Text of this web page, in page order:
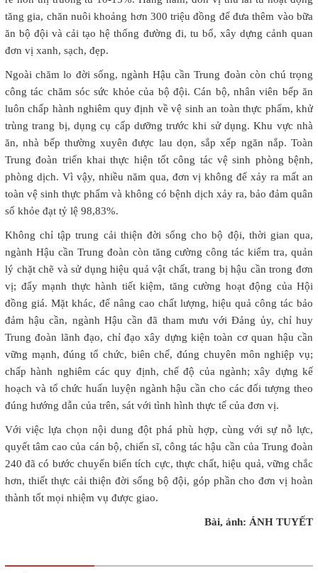
tăng gia, chăn nuôi khoảng hơn 300 triệu đồng để đưa thêm vào bữa
ăn bộ đội và cải tạo hệ thống đường đi, tu bổ, xây dựng cảnh quan
đơn vị xanh, sạch, đẹp.
Ngoài chăm lo đời sống, ngành Hậu cần Trung đoàn còn chú trọng
công tác chăm sóc sức khỏe của bộ đội. Cán bộ, nhân viên bếp ăn
luôn chấp hành nghiêm quy định về vệ sinh an toàn thực phẩm, khử
trùng trang bị, dụng cụ cấp dưỡng trước khi sử dụng. Khu vực nhà
ăn, nhà bếp thường xuyên được lau dọn, sắp xếp ngăn nắp. Toàn
Trung đoàn triển khai thực hiện tốt công tác vệ sinh phòng bệnh,
phòng dịch. Vì vậy, nhiều năm qua, đơn vị không để xảy ra mất an
toàn vệ sinh thực phẩm và không có bệnh dịch xảy ra, bảo đảm quân
số khỏe đạt tỷ lệ 98,83%.
Không chỉ tập trung cải thiện đời sống cho bộ đội, thời gian qua,
ngành Hậu cần Trung đoàn còn tăng cường công tác kiểm tra, quản
lý chặt chẽ và sử dụng hiệu quả vật chất, trang bị hậu cần trong đơn
vị; đẩy mạnh thực hành tiết kiệm, tăng cường hoạt động của Hội
đồng giá. Mặt khác, để nâng cao chất lượng, hiệu quả công tác bảo
đảm hậu cần, ngành Hậu cần đã tham mưu với Đảng ủy, chỉ huy
Trung đoàn lãnh đạo, chỉ đạo xây dựng kiện toàn cơ quan hậu cần
vững mạnh, đúng tổ chức, biên chế, đúng chuyên môn nghiệp vụ;
chấp hành nghiêm các quy định, chế độ của ngành; xây dựng kế
hoạch và tổ chức huấn luyện ngành hậu cần cho các đối tượng theo
đúng hướng dẫn của trên, sát với tình hình thực tế của đơn vị.
Với việc lựa chọn nội dung đột phá phù hợp, cùng với sự nỗ lực,
quyết tâm cao của cán bộ, chiến sĩ, công tác hậu cần của Trung đoàn
240 đã có bước chuyển biến tích cực, thực chất, hiệu quả, vững chắc
hơn, thiết thực cải thiện đời sống bộ đội, góp phần cho đơn vị hoàn
thành tốt mọi nhiệm vụ được giao.
Bài, ảnh: ÁNH TUYẾT